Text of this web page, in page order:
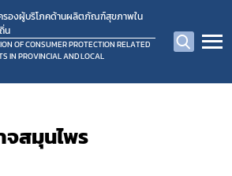
รองผู้บริโภคด้านผลิตภัณฑ์สุขภาพใน
น
OF CONSUMER PROTECTION RELATED
IN PROVINCIAL AND LOCAL
สมุนไพร